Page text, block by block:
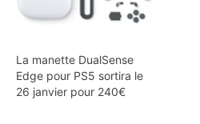
La manette DualSense
Edge pour PS5 sortira le
26 janvier pour 240€